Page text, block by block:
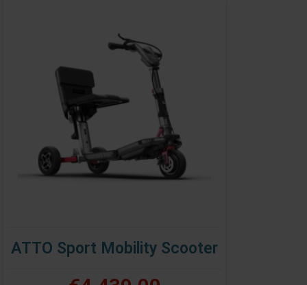
ATTO Sport Mobility Scooter